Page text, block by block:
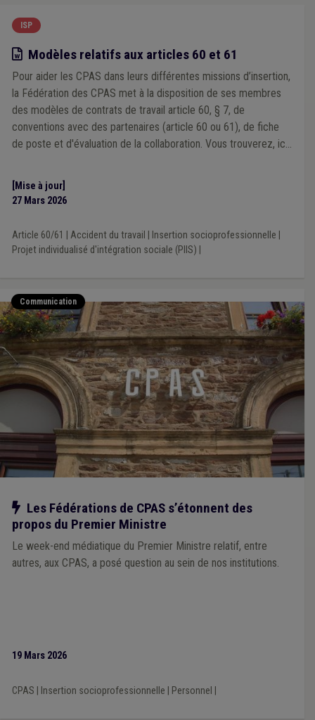
ISP
Modèle
Modèles relatifs aux articles 60 et 61
Pour aider les CPAS dans leurs différentes missions d’insertion,
la Fédération des CPAS met à la disposition de ses membres
des modèles de contrats de travail article 60, § 7, de
conventions avec des partenaires (article 60 ou 61), de fiche
de poste et d'évaluation de la collaboration. Vous trouverez, ici,
disposition pour les "Article 60, § 7". Les modèles de
conventions ont été adaptés suite à la réforme de 2025.
[Mise à jour]
27 Mars 2026
Article 60/61 Accident du travail Insertion socioprofessionnelle
Projet individualisé d'intégration sociale (PIIS)
Communication
Notre action
Les Fédérations de CPAS s’étonnent des
propos du Premier Ministre
Le week-end médiatique du Premier Ministre relatif, entre
autres, aux CPAS, a posé question au sein de nos institutions.
19 Mars 2026
CPAS Insertion socioprofessionnelle Personnel